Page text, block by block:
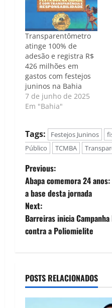
Transparentômetro
atinge 100% de
adesão e registra R$
426 milhões em
gastos com festejos
juninos na Bahia
7 de junho de 2025
Em "Bahia"
Tags: Festejos Juninos
Público
TCMBA
P
o
s
t
a
v
Previous:
Abapa comemora 24
a base desta jornada
Next:
Barreiras inicia Campanha
contra a Poliomielite
POSTS RELACIONADOS